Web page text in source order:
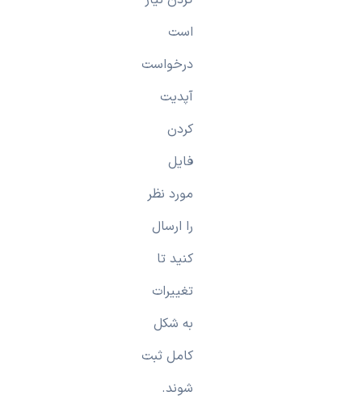
است
درخواست
آپدیت
کردن
فایل
مورد نظر
را ارسال
کنید تا
تغییرات
به شکل
کامل ثبت
شوند.